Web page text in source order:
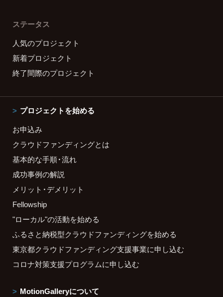
ステータス
人気のプロジェクト
新着プロジェクト
終了間際のプロジェクト
プロジェクトを始める
お申込み
クラウドファンディングとは
基本的な手順・流れ
成功事例の解説
メリット・デメリット
Fellowship
"ローカル"の活動を始める
ふるさと納税型クラウドファンディングを始める
東京都クラウドファンディング支援事業に申し込む
コロナ対策支援プログラムに申し込む
MotionGalleryについて